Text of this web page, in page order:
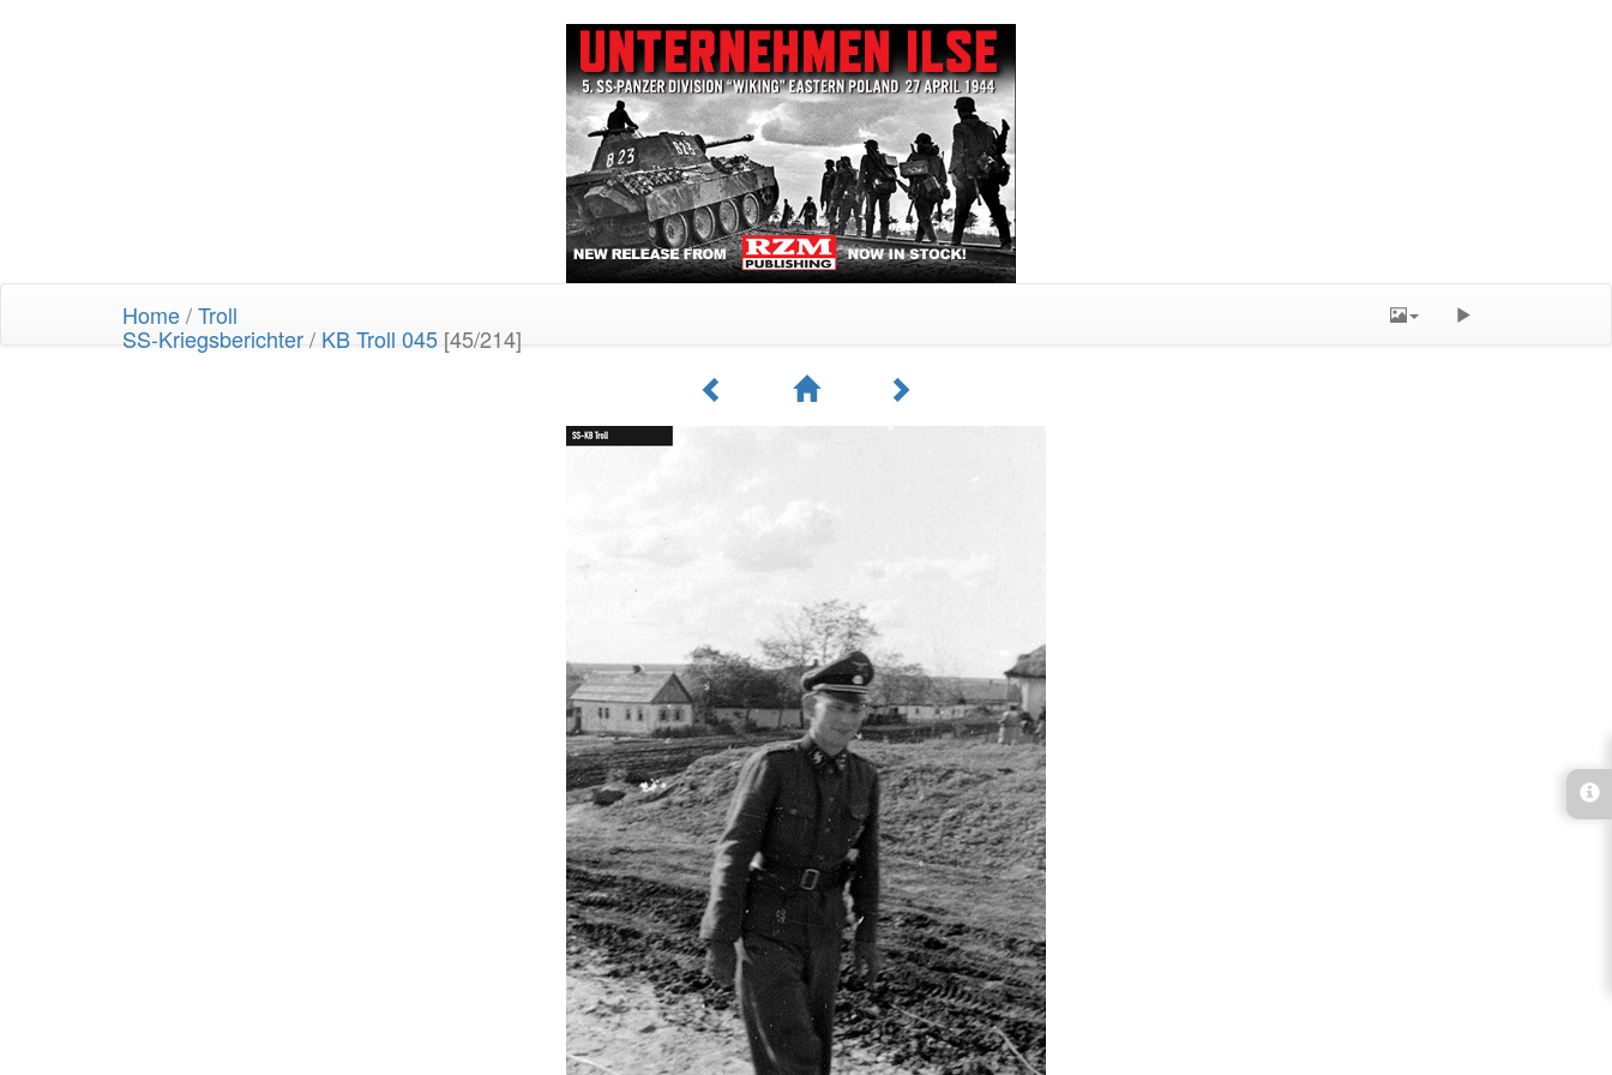
Home/Troll
SS-Kriegsberichter/ KB Troll 045 [45/214]